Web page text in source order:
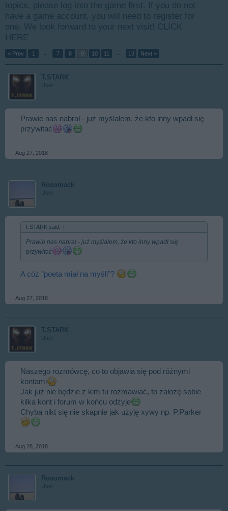
topics, please log into the game first. If you do not
have a game account, you will need to register for
one. We look forward to your next visit! CLICK
HERE
< Prev 1 ← 7 8 9 10 11 → 13 Next >
T.STARK
User
Prawie nas nabrał - już myślałem, że kto inny wpadł się
przywitać
Aug 27, 2018
Rosomack
User
T.STARK said:
Prawie nas nabrał - już myślałem, że kto inny wpadł się
przywitać
A cóż "poeta miał na myśli"?
Aug 27, 2018
T.STARK
User
Naszego rozmówcę, co to objawia się pod różnymi
kontami
Jak już nie będzie z kim tu rozmawiać, to założę sobie
kilka kont i forum w końcu odżyje
Chyba nikt się nie skapnie jak użyję xywy np. P.Parker
Aug 28, 2018
Rosomack
User